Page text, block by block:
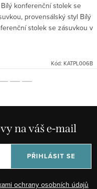
Bílý konferenční stolek se
provensálský styl Bílý
stolek se zásuvkou v
společně s dalšími kusy...
Kód: KATPL006B
na váš e-mail
ochrany osobních údajů
PŘIHLÁSIT SE